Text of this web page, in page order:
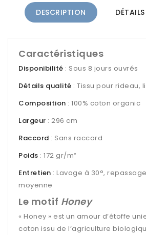
DESCRIPTION
Caractéristiques
Disponibilité : Sous 8 jours ouvrés
Détails qualité : Tissu pour rideau,
Composition : 100% coton organic
Largeur : 296 cm
Raccord : Sans raccord
Poids : 172 gr/m²
Entretien : Lavage à 30°,
moyenne
Le motif Honey
« Honey » est un amour d’étoffe
coton issu de l’agriculture